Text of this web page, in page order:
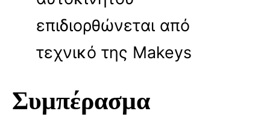
Συμπέρασμα